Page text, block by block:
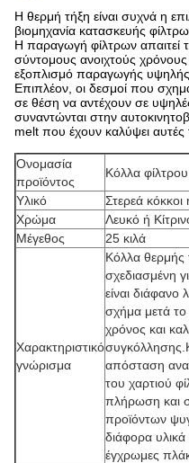
Η θερμή τήξη είναι συχνά η
βιομηχανία κατασκευής
Η παραγωγή φίλτρων απαιτεί
σύντομους ανοιχτούς
εξοπλισμό παραγωγής υψηλής
Επιπλέον, οι δεσμοί που
σε θέση να αντέχουν σε
συναντώνται στην
melt που έχουν καλύψει αυτές
Ονομασία
προϊόντος
Κόλλα
Υλικό
Στερεά κόκκοι
Χρώμα
Λευκό ή
Μέγεθος
25 κιλά
Χαρακτηριστικό
γνώρισμα
Κόλλα θερμής
σχεδιασμένη
είναι διάφανο
σχήμα μετά το
χρόνος και
απόσταση
του χαρτιού
πλήρωση και
προϊόντων
διάφορα
έγχρωμες